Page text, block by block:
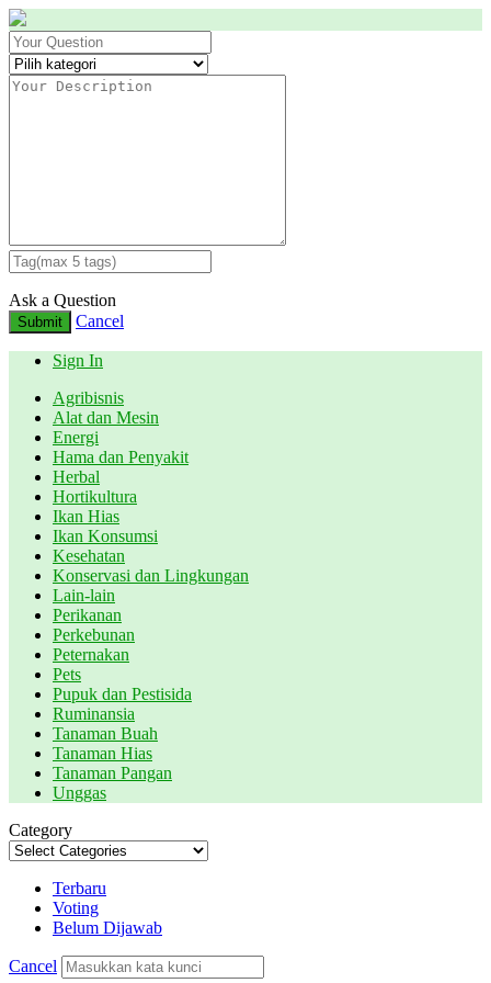
Ask a Question
Submit Cancel
Sign In
Agribisnis
Alat dan Mesin
Energi
Hama dan Penyakit
Herbal
Hortikultura
Ikan Hias
Ikan Konsumsi
Kesehatan
Konservasi dan Lingkungan
Lain-lain
Perikanan
Perkebunan
Peternakan
Pets
Pupuk dan Pestisida
Ruminansia
Tanaman Buah
Tanaman Hias
Tanaman Pangan
Unggas
Category
Terbaru
Voting
Belum Dijawab
Cancel